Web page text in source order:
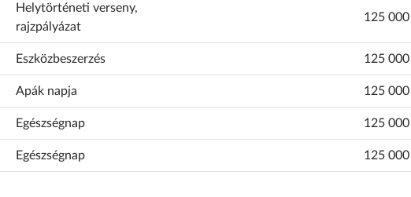
Helytörténeti verseny,
rajzpályázat
125 000
Eszközbeszerzés 125 000
Apák napja 125 000
Egészségnap 125 000
Egészségnap 125 000